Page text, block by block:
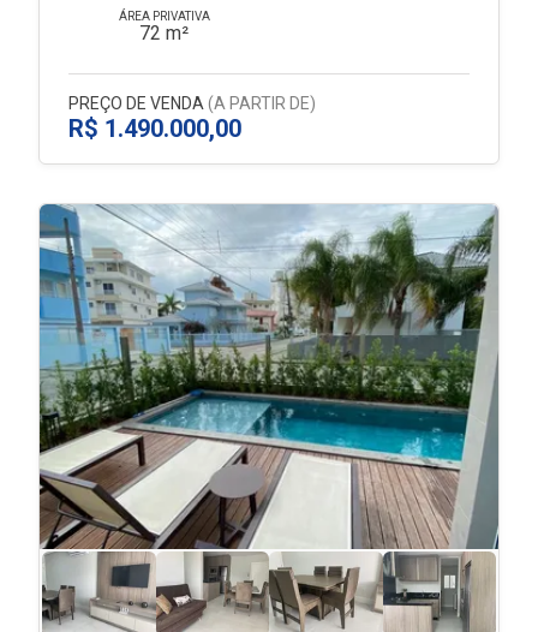
ÁREA PRIVATIVA
72 m²
PREÇO DE VENDA (A PARTIR DE)
R$ 1.490.000,00